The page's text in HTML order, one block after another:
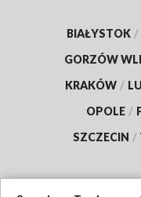
BIAŁYSTOK /
GORZÓW
KRAKÓW /
OPOLE /
SZCZECIN /